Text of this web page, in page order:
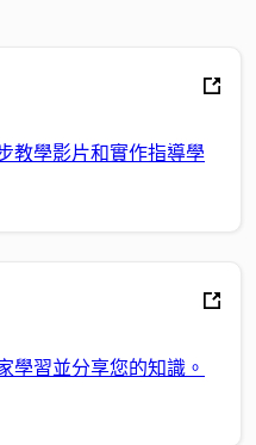
教學影片和實作指導學
學習並分享您的知識。